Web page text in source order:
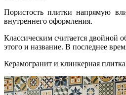
Пористость плитки напрямую
внутреннего оформления.
Классическим считается двойной
этого и название. В последнее
Керамогранит и клинкерная